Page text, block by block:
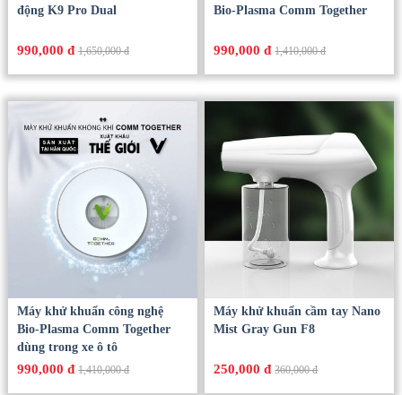
động K9 Pro Dual
990,000 đ 1,650,000 đ
Bio-Plasma Comm Together
990,000 đ 1,410,000 đ
Máy khử khuẩn công nghệ
Bio-Plasma Comm Together
dùng trong xe ô tô
990,000 đ 1,410,000 đ
Máy khử khuẩn cầm tay Nano
Mist Gray Gun F8
250,000 đ 360,000 đ